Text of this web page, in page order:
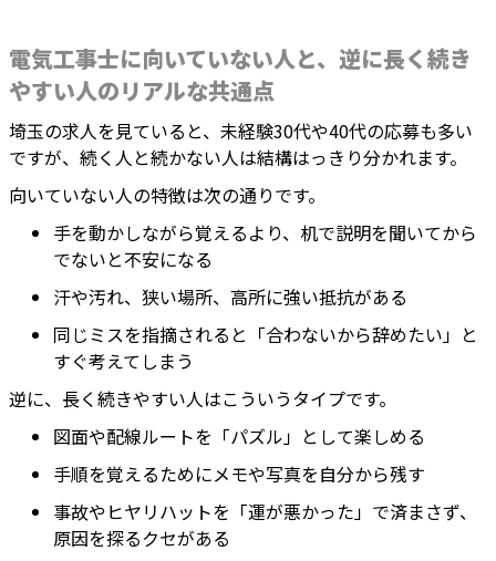
電気工事士に向いていない人と、逆に長く続き
やすい人のリアルな共通点
埼玉の求人を見ていると、未経験30代や40代の応募も多い
ですが、続く人と続かない人は結構はっきり分かれます。
向いていない人の特徴は次の通りです。
手を動かしながら覚えるより、机で説明を聞いてから
でないと不安になる
汗や汚れ、狭い場所、高所に強い抵抗がある
同じミスを指摘されると「合わないから辞めたい」と
すぐ考えてしまう
逆に、長く続きやすい人はこういうタイプです。
図面や配線ルートを「パズル」として楽しめる
手順を覚えるためにメモや写真を自分から残す
事故やヒヤリハットを「運が悪かった」で済まさず、
原因を探るクセがある